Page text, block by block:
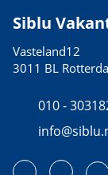
Siblu
Vasteland12
3011 BL
010 -